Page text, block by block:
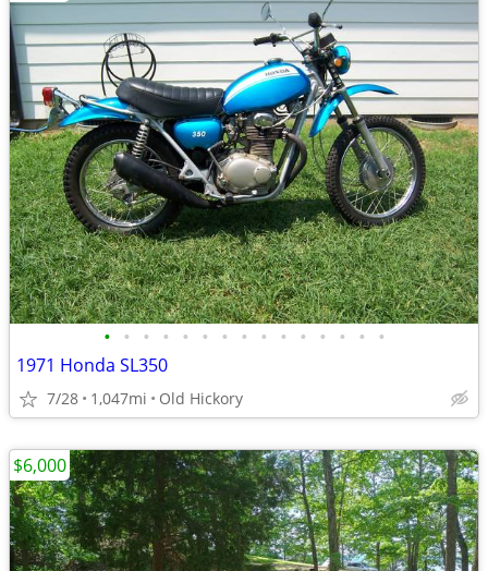
• • • • • • • • • • • • • • •
1971 Honda SL350
7/28 1,047mi Old Hickory
$6,000